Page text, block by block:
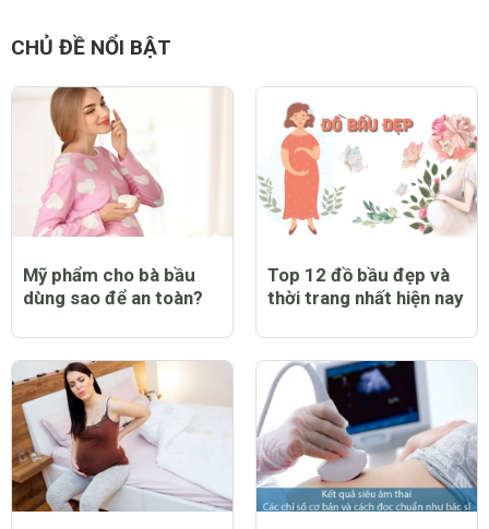
CHỦ ĐỀ NỔI BẬT
Mỹ phẩm cho bà bầu
dùng sao để an toàn?
Top 12 đồ bầu đẹp và
thời trang nhất hiện nay